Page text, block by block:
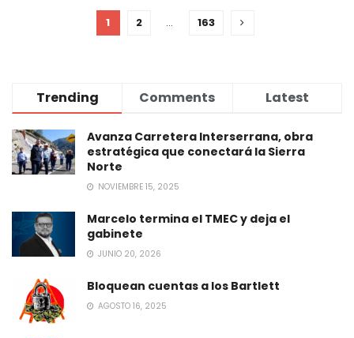
1 2 … 163
Trending Comments Latest
Avanza Carretera Interserrana, obra
estratégica que conectará la Sierra
Norte
NOVIEMBRE 15, 2025
Marcelo termina el TMEC y deja el
gabinete
JUNIO 20, 2026
Bloquean cuentas a los Bartlett
AGOSTO 16, 2025